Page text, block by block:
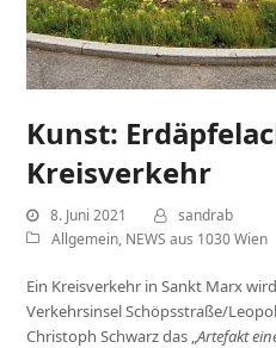
Kunst:
Kreisverkehr
8. Juni 2021
sandrab
Allgemein, NEWS aus 1030 Wien
Ein Kreisverkehr in Sankt Marx
Verkehrsinsel Schöpsstraße/
Christoph Schwarz das „Artefakt